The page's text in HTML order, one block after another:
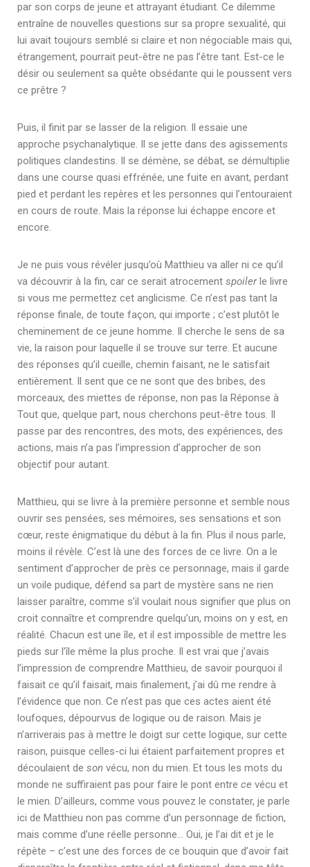
par son corps de jeune et attrayant étudiant. Ce dilemme
entraîne de nouvelles questions sur sa propre sexualité, qui
lui avait toujours semblé si claire et non négociable mais qui,
étrangement, pourrait peut-être ne pas l’être tant. Est-ce le
désir ou seulement sa quête obsédante qui le poussent vers
ce prêtre ?
Puis, il finit par se lasser de la religion. Il essaie une
approche psychanalytique. Il se jette dans des agissements
politiques clandestins. Il se démène, se débat, se démultiplie
dans une course quasi effrénée, une fuite en avant, perdant
pied et perdant les repères et les personnes qui l’entouraient
en cours de route. Mais la réponse lui échappe encore et
encore.
Je ne puis vous révéler jusqu’où Matthieu va aller ni ce qu’il
va découvrir à la fin, car ce serait atrocement spoilerle livre
si vous me permettez cet anglicisme. Ce n’est pas tant la
réponse finale, de toute façon, qui importe ; c’est plutôt le
cheminement de ce jeune homme. Il cherche le sens de sa
vie, la raison pour laquelle il se trouve sur terre. Et aucune
des réponses qu’il cueille, chemin faisant, ne le satisfait
entièrement. Il sent que ce ne sont que des bribes, des
morceaux, des miettes de réponse, non pas la Réponse à
Tout que, quelque part, nous cherchons peut-être tous. Il
passe par des rencontres, des mots, des expériences, des
actions, mais n’a pas l’impression d’approcher de son
objectif pour autant.
Matthieu, qui se livre à la première personne et semble nous
ouvrir ses pensées, ses mémoires, ses sensations et son
cœur, reste énigmatique du début à la fin. Plus il nous parle,
moins il révèle. C’est là une des forces de ce livre. On a le
sentiment d’approcher de près ce personnage, mais il garde
un voile pudique, défend sa part de mystère sans ne rien
laisser paraître, comme s’il voulait nous signifier que plus on
croit connaître et comprendre quelqu’un, moins on y est, en
réalité. Chacun est une île, et il est impossible de mettre les
pieds sur l’île même la plus proche. Il est vrai que j’avais
l’impression de comprendre Matthieu, de savoir pourquoi il
faisait ce qu’il faisait, mais finalement, j’ai dû me rendre à
l’évidence que non. Ce n’est pas que ces actes aient été
loufoques, dépourvus de logique ou de raison. Mais je
n’arriverais pas à mettre le doigt sur cette logique, sur cette
raison, puisque celles-ci lui étaient parfaitement propres et
découlaient de son vécu, non du mien. Et tous les mots du
monde ne suffiraient pas pour faire le pont entre ce vécu et
le mien. D’ailleurs, comme vous pouvez le constater, je parle
ici de Matthieu non pas comme d’un personnage de fiction,
mais comme d’une réelle personne… Oui, je l’ai dit et je le
répète – c’est une des forces de ce bouquin que d’avoir fait